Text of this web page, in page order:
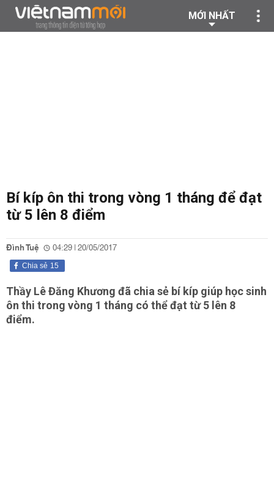
MỚI NHẤT
Bí kíp ôn thi trong vòng 1 tháng để đạt
từ 5 lên 8 điểm
Đình Tuệ 04:29 | 20/05/2017
15
Chia sẻ
Thầy Lê Đăng Khương đã chia sẻ bí kíp giúp học sinh
ôn thi trong vòng 1 tháng có thể đạt từ 5 lên 8
điểm.